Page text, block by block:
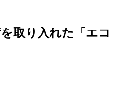
取り入れた「エコ